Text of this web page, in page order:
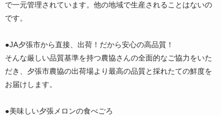
で一元管理されています。他の地域で生産されることはないの
です。
●JA夕張市から直接、出荷！だから安心の高品質！
そんな厳しい品質基準を持つ農協さんの全面的なご協力をいた
だき、夕張市農協の出荷場より最高の品質と採れたての鮮度を
お届けします。
●美味しい夕張メロンの食べごろ